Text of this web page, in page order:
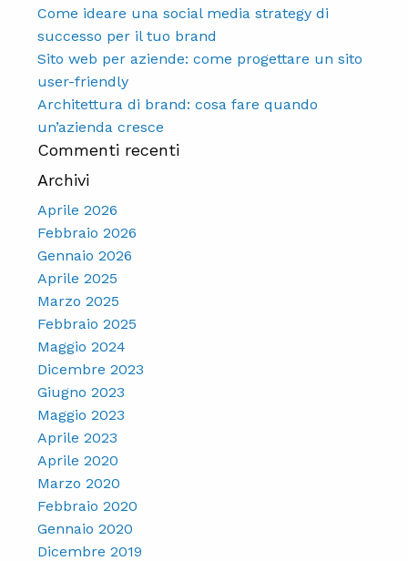
Come ideare una social media strategy di
successo per il tuo brand
Sito web per aziende: come progettare un sito
user-friendly
Architettura di brand: cosa fare quando
un’azienda cresce
Commenti recenti
Archivi
Aprile 2026
Febbraio 2026
Gennaio 2026
Aprile 2025
Marzo 2025
Febbraio 2025
Maggio 2024
Dicembre 2023
Giugno 2023
Maggio 2023
Aprile 2023
Aprile 2020
Marzo 2020
Febbraio 2020
Gennaio 2020
Dicembre 2019